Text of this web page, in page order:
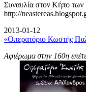
Συναυλία στον Κήπο
http://
2013-01-12
«Οπερατόριο Κωστής
Αφιέρωμα στην 160η